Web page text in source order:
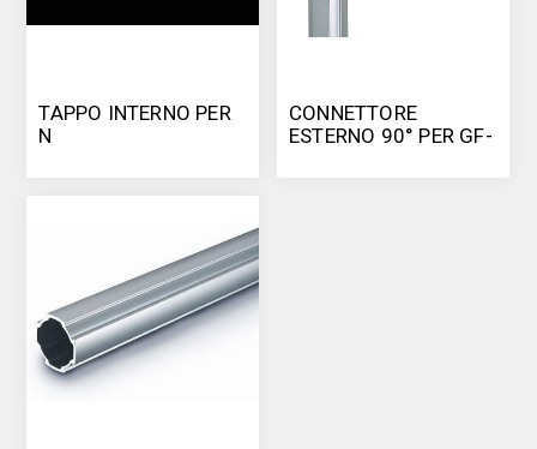
TAPPO INTERNO PER
N
CONNETTORE
ESTERNO 90° PER GF-